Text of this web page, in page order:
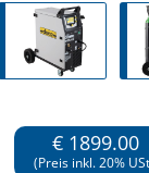
€ 1899.00
(Preis inkl. 20%